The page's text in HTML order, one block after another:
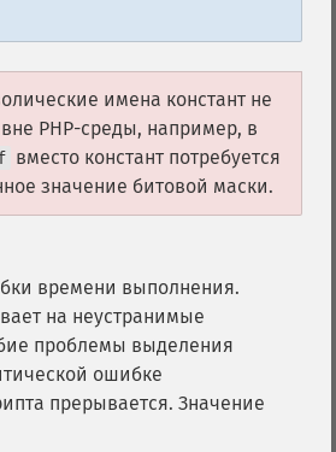
имена констант не
PHP-среды, например, в
вместо констант потребуется
значение битовой маски.
времени выполнения.
на неустранимые
проблемы выделения
ошибке
прерывается. Значение